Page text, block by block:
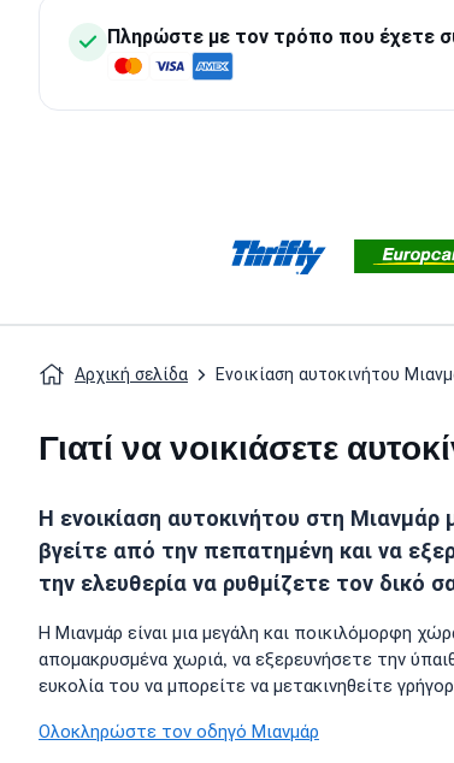
Πληρώστε με τον τρόπο που έχετε
Αρχική σελίδα Ενοικίαση αυτοκινήτου
Γιατί να νοικιάσετε
Η ενοικίαση αυτοκινήτου στη
βγείτε από την πεπατημένη και να
την ελευθερία να ρυθμίζετε τον δικό
Η Μιανμάρ είναι μια μεγάλη και ποικιλόμορφη
απομακρυσμένα χωριά, να εξερευνήσετε την
ευκολία του να μπορείτε να μετακινηθείτε
Ολοκληρώστε τον οδηγό Μιανμάρ